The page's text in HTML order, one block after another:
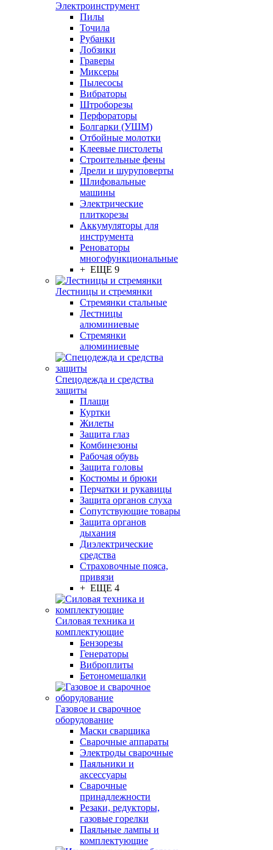
Электроинструмент
Пилы
Точила
Рубанки
Лобзики
Граверы
Миксеры
Пылесосы
Вибраторы
Штроборезы
Перфораторы
Болгарки (УШМ)
Отбойные молотки
Клеевые пистолеты
Строительные фены
Дрели и шуруповерты
Шлифовальные
машины
Электрические
плиткорезы
Аккумуляторы для
инструмента
Реноваторы
многофункциональные
+ ЕЩЕ 9
Лестницы и стремянки
Стремянки стальные
Лестницы
алюминиевые
Стремянки
алюминиевые
Спецодежда и средства
защиты
Плащи
Куртки
Жилеты
Защита глаз
Комбинезоны
Рабочая обувь
Защита головы
Костюмы и брюки
Перчатки и рукавицы
Защита органов слуха
Сопутствующие товары
Защита органов
дыхания
Диэлектрические
средства
Страховочные пояса,
привязи
+ ЕЩЕ 4
Силовая техника и
комплектующие
Бензорезы
Генераторы
Виброплиты
Бетономешалки
Газовое и сварочное
оборудование
Маски сварщика
Сварочные аппараты
Электроды сварочные
Паяльники и
аксессуары
Сварочные
принадлежности
Резаки, редукторы,
газовые горелки
Паяльные лампы и
комплектующие